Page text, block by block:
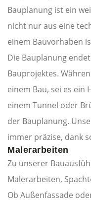
Bauplanung ist ein
nicht nur aus eine
einem Bauvorhaben
Die Bauplanung
Bauprojektes.
einem Bau, sei es ein
einem Tunnel oder
der Bauplanung.
immer präzise, dank
Malerarbeiten
Zu unserer
Malerarbeiten,
Ob Außenfassade